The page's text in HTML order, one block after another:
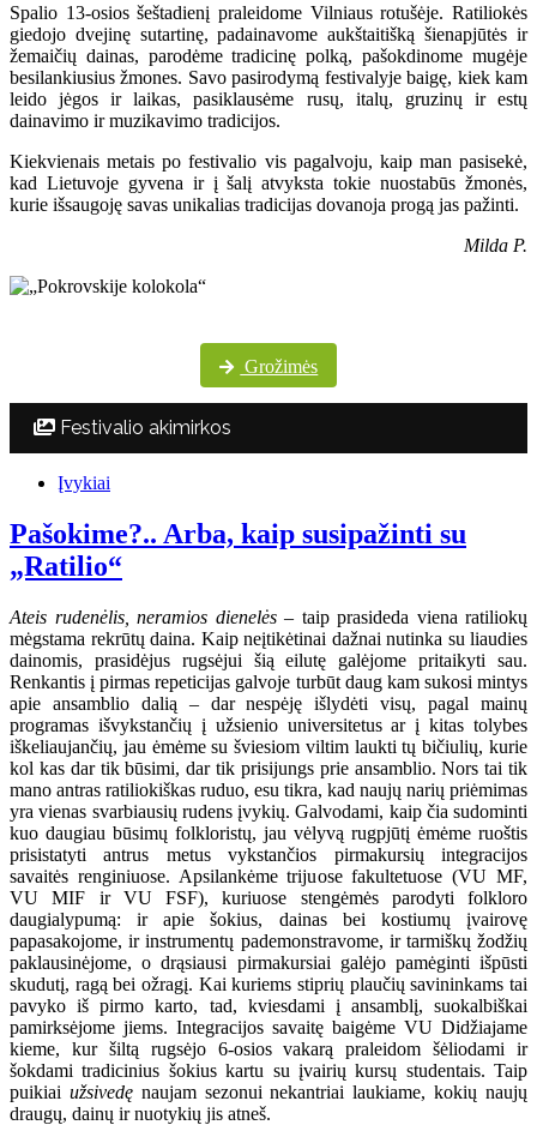
Spalio 13-osios šeštadienį praleidome Vilniaus rotušėje. Ratiliokės
giedojo dvejinę sutartinę, padainavome aukštaitišką šienapjūtės ir
žemaičių dainas, parodėme tradicinę polką, pašokdinome mugėje
besilankiusius žmones. Savo pasirodymą festivalyje baigę, kiek kam
leido jėgos ir laikas, pasiklausėme rusų, italų, gruzinų ir estų
dainavimo ir muzikavimo tradicijos.
Kiekvienais metais po festivalio vis pagalvoju, kaip man pasisekė,
kad Lietuvoje gyvena ir į šalį atvyksta tokie nuostabūs žmonės,
kurie išsaugoję savas unikalias tradicijas dovanoja progą jas pažinti.
Milda P.
Grožimės
Festivalio akimirkos
Įvykiai
Pašokime?.. Arba, kaip susipažinti su
„Ratilio“
Ateis rudenėlis, neramios dienelės– taip prasideda viena ratiliokų
mėgstama rekrūtų daina. Kaip neįtikėtinai dažnai nutinka su liaudies
dainomis, prasidėjus rugsėjui šią eilutę galėjome pritaikyti sau.
Renkantis į pirmas repeticijas galvoje turbūt daug kam sukosi mintys
apie ansamblio dalią – dar nespėję išlydėti visų, pagal mainų
programas išvykstančių į užsienio universitetus ar į kitas tolybes
iškeliaujančių, jau ėmėme su šviesiom viltim laukti tų bičiulių, kurie
kol kas dar tik būsimi, dar tik prisijungs prie ansamblio. Nors tai tik
mano antras ratiliokiškas ruduo, esu tikra, kad naujų narių priėmimas
yra vienas svarbiausių rudens įvykių. Galvodami, kaip čia sudominti
kuo daugiau būsimų folkloristų, jau vėlyvą rugpjūtį ėmėme ruoštis
prisistatyti antrus metus vykstančios pirmakursių integracijos
savaitės renginiuose. Apsilankėme trijuose fakultetuose (VU MF,
VU MIF ir VU FSF), kuriuose stengėmės parodyti folkloro
daugialypumą: ir apie šokius, dainas bei kostiumų įvairovę
papasakojome, ir instrumentų pademonstravome, ir tarmiškų žodžių
paklausinėjome, o drąsiausi pirmakursiai galėjo pamėginti išpūsti
skudutį, ragą bei ožragį. Kai kuriems stiprių plaučių savininkams tai
pavyko iš pirmo karto, tad, kviesdami į ansamblį, suokalbiškai
pamirksėjome jiems. Integracijos savaitę baigėme VU Didžiajame
kieme, kur šiltą rugsėjo 6-osios vakarą praleidom šėliodami ir
šokdami tradicinius šokius kartu su įvairių kursų studentais. Taip
puikiai užsivedę naujam sezonui nekantriai laukiame, kokių naujų
draugų, dainų ir nuotykių jis atneš.